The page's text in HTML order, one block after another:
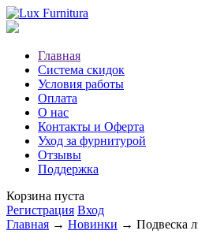
Главная
Система скидок
Условия работы
Оплата
О нас
Контакты и Оферта
Уход за фурнитурой
Отзывы
Поддержка
Корзина пуста
Регистрация Вход
Главная → Новинки → Подвеска